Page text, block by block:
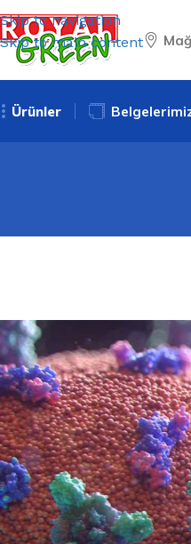
Skip to navigation
Skip to main content
Ürünler